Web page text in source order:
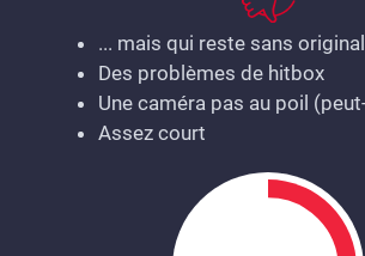
... mais qui reste sans
Des problèmes de hitbox
Une caméra pas au poil
Assez court